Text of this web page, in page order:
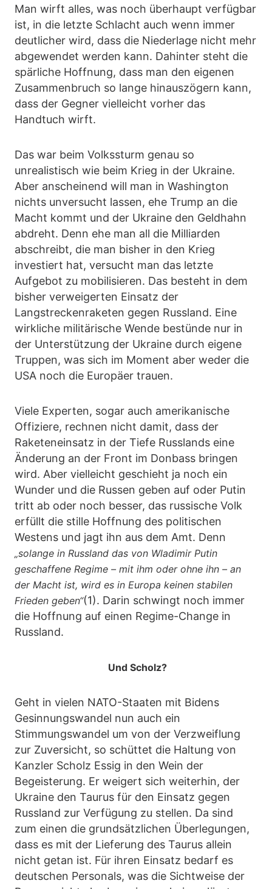
Man wirft alles, was noch überhaupt verfügbar
ist, in die letzte Schlacht auch wenn immer
deutlicher wird, dass die Niederlage nicht mehr
abgewendet werden kann. Dahinter steht die
spärliche Hoffnung, dass man den eigenen
Zusammenbruch so lange hinauszögern kann,
dass der Gegner vielleicht vorher das
Handtuch wirft.
Das war beim Volkssturm genau so
unrealistisch wie beim Krieg in der Ukraine.
Aber anscheinend will man in Washington
nichts unversucht lassen, ehe Trump an die
Macht kommt und der Ukraine den Geldhahn
abdreht. Denn ehe man all die Milliarden
abschreibt, die man bisher in den Krieg
investiert hat, versucht man das letzte
Aufgebot zu mobilisieren. Das besteht in dem
bisher verweigerten Einsatz der
Langstreckenraketen gegen Russland. Eine
wirkliche militärische Wende bestünde nur in
der Unterstützung der Ukraine durch eigene
Truppen, was sich im Moment aber weder die
USA noch die Europäer trauen.
Viele Experten, sogar auch amerikanische
Offiziere, rechnen nicht damit, dass der
Raketeneinsatz in der Tiefe Russlands eine
Änderung an der Front im Donbass bringen
wird. Aber vielleicht geschieht ja noch ein
Wunder und die Russen geben auf oder Putin
tritt ab oder noch besser, das russische Volk
erfüllt die stille Hoffnung des politischen
Westens und jagt ihn aus dem Amt. Denn
„solange in Russland das von Wladimir Putin
geschaffene Regime – mit ihm oder ohne ihn – an
der Macht ist, wird es in Europa keinen stabilen
Frieden geben“(1). Darin schwingt noch immer
die Hoffnung auf einen Regime-Change in
Russland.
Und Scholz?
Geht in vielen NATO-Staaten mit Bidens
Gesinnungswandel nun auch ein
Stimmungswandel um von der Verzweiflung
zur Zuversicht, so schüttet die Haltung von
Kanzler Scholz Essig in den Wein der
Begeisterung. Er weigert sich weiterhin, der
Ukraine den Taurus für den Einsatz gegen
Russland zur Verfügung zu stellen. Da sind
zum einen die grundsätzlichen Überlegungen,
dass es mit der Lieferung des Taurus allein
nicht getan ist. Für ihren Einsatz bedarf es
deutschen Personals, was die Sichtweise der